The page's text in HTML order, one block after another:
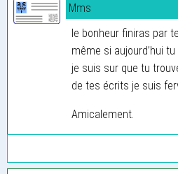
Mms
le bonheur finiras par
même si aujourd’hui
je suis sur que tu
de tes écrits je suis
Amicalement.